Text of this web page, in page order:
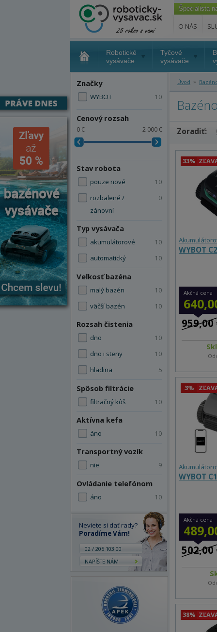
Špecialista
O NÁS
Robotické
vysávače
Tyčové
vysávače
Značky
WYBOT 10
Cenový rozsah
0 € 2 000 €
Stav robota
pouze nové
10
rozbalené /
zánovní
0
Typ vysávača
akumulátorové
10
automatický
10
Veľkosť bazéna
malý bazén
10
väčší bazén
10
Rozsah čistenia
dno
10
dno i steny
10
hladina
5
Spôsob filtrácie
filtračný kôš 10
Aktívna kefa
áno 10
Transportný vozík
nie 9
Ovládanie telefónom
áno 10
Neviete si dať rady?
Poradíme Vám!
02 / 205 103 00
NAPÍŠTE NÁM
Úvod »
Zoradiť:
33%
WYBOT
Akčná cena
959,00
3%
WYBOT
Akčná cena
502,00
38%